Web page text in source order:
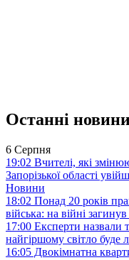
Останні
6 Серпня
19:02 Вчителі, які
Запорізької області
Новини
18:02 Понад 20 років
війська: на війні загинув
17:00 Експерти назвали
найгіршому світло буде
16:05 Двокімнатна